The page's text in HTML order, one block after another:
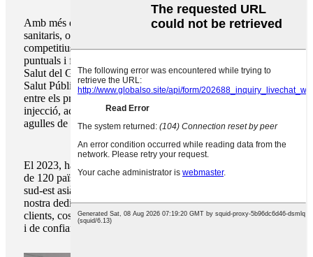
Amb més de 20 anys d'experiència en subministraments
sanitaris, oferim una àmplia selecció de productes, preus
competitius, serveis OEM excepcionals i lliuraments
puntuals i fiables. Hem estat proveïdors del Departament de
Salut del Govern Australià (AGDH) i del Departament de
Salut Pública de Califòrnia (CDPH). A la Xina, ens trobem
entre els principals proveïdors de productes d'infusió,
injecció, accés vascular, equips de rehabilitació, hemodiàlisi,
agulles de biòpsia i paracentesi.
El 2023, havíem lliurat amb èxit productes a clients de més
de 120 països, inclosos els EUA, la UE, l'Orient Mitjà i el
sud-est asiàtic. Les nostres accions diàries demostren la
nostra dedicació i capacitat de resposta a les necessitats dels
clients, cosa que ens converteix en el soci comercial integrat
i de confiança preferit.